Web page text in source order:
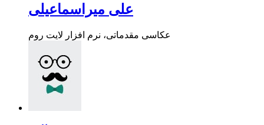
علی میراسماعیلی
عکاسی مقدماتی، نرم افزار لایت روم